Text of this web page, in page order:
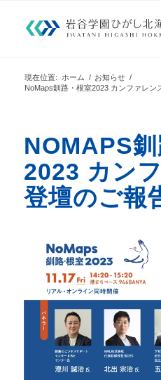
現在位置: ホーム / お知らせ /
NoMaps釧路・根室2023 カンファレン
NOMAPS
2023 カン
登壇のご報